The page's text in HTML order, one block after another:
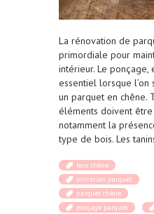
La rénovation de
primordiale pour
intérieur. Le
essentiel lorsque
un parquet en chêne.
éléments doivent
notamment la
type de bois. Les
bois chêne
entretien parquet
parquet chêne
ponçage parquet